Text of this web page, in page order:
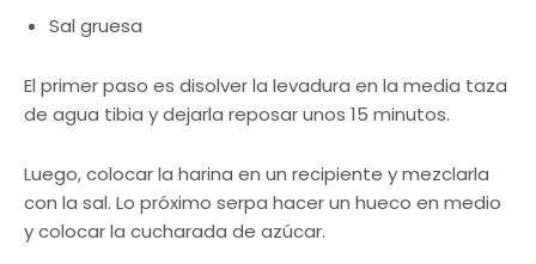
Sal gruesa
El primer paso es disolver la levadura en la media taza
de agua tibia y dejarla reposar unos 15 minutos.
Luego, colocar la harina en un recipiente y mezclarla
con la sal. Lo próximo serpa hacer un hueco en medio
y colocar la cucharada de azúcar.